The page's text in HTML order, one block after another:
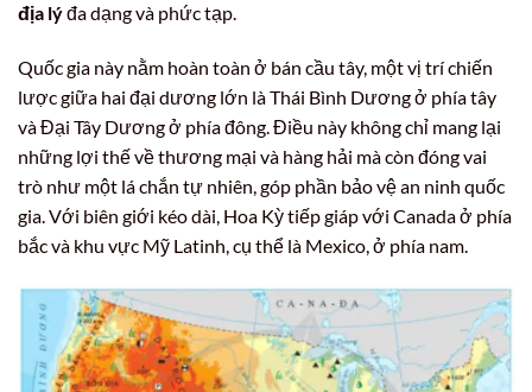
địa lýđa dạng và phức tạp.
Quốc gia này nằm hoàn toàn ở bán cầu tây, một vị trí chiến
lược giữa hai đại dương lớn là Thái Bình Dương ở phía tây
và Đại Tây Dương ở phía đông. Điều này không chỉ mang lại
những lợi thế về thương mại và hàng hải mà còn đóng vai
trò như một lá chắn tự nhiên, góp phần bảo vệ an ninh quốc
gia. Với biên giới kéo dài, Hoa Kỳ tiếp giáp với Canada ở phía
bắc và khu vực Mỹ Latinh, cụ thể là Mexico, ở phía nam.